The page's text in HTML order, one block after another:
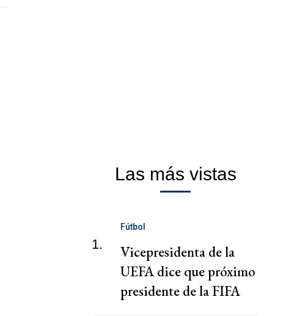
Las más vistas
1.
Fútbol
Vicepresidenta de la
UEFA dice que próximo
presidente de la FIFA